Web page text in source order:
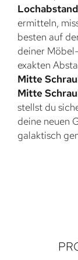
Lochabstand
ermitteln,
besten auf
deiner
exakten
Mitte
Mitte
stellst du
deine neuen
galaktisch